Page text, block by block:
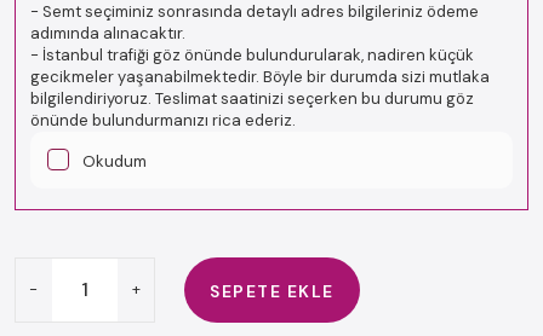
- Semt seçiminiz sonrasında detaylı adres bilgileriniz ödeme
adımında alınacaktır.
- İstanbul trafiği göz önünde bulundurularak, nadiren küçük
gecikmeler yaşanabilmektedir. Böyle bir durumda sizi mutlaka
bilgilendiriyoruz. Teslimat saatinizi seçerken bu durumu göz
önünde bulundurmanızı rica ederiz.
Okudum
- + SEPETE EKLE